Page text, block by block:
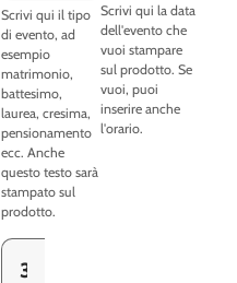
Scrivi qui il tipo
di evento, ad
esempio
matrimonio,
battesimo,
laurea, cresima,
pensionamento
ecc. Anche
questo testo sarà
stampato sul
prodotto.
Scrivi qui la data
dell'evento che
vuoi stampare
sul prodotto. Se
vuoi, puoi
inserire anche
l'orario.